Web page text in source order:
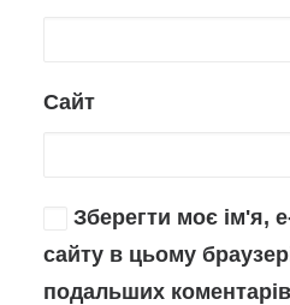
Сайт
Зберегти моє ім'я,
сайту в цьому
подальших